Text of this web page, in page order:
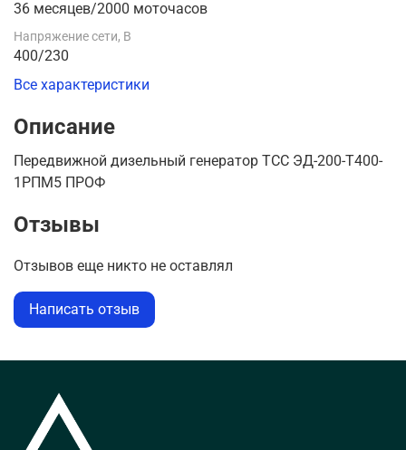
36 месяцев/2000 моточасов
Напряжение сети, В
400/230
Все характеристики
Описание
Передвижной дизельный генератор ТСС ЭД-200-Т400-
1РПМ5 ПРОФ
Отзывы
Отзывов еще никто не оставлял
Написать отзыв